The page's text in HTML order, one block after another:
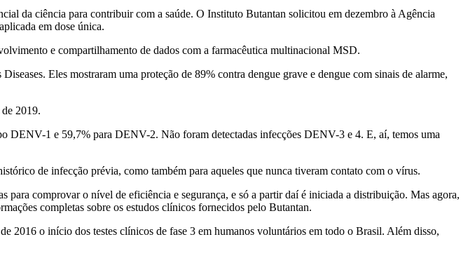
da ciência para contribuir com a saúde. O Instituto Butantan solicitou em dezembro à Agência
em dose única.
e compartilhamento de dados com a farmacêutica multinacional MSD.
Eles mostraram uma proteção de 89% contra dengue grave e dengue com sinais de alarme,
2019.
DENV-1 e 59,7% para DENV-2. Não foram detectadas infecções DENV-3 e 4. E, aí, temos uma
de infecção prévia, como também para aqueles que nunca tiveram contato com o vírus.
para comprovar o nível de eficiência e segurança, e só a partir daí é iniciada a distribuição. Mas agora,
completas sobre os estudos clínicos fornecidos pelo Butantan.
2016 o início dos testes clínicos de fase 3 em humanos voluntários em todo o Brasil. Além disso,